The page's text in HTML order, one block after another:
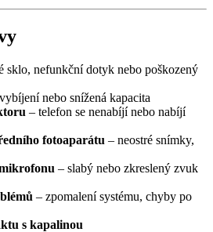
sklo, nefunkční dotyk nebo poškozený
nebo snížená kapacita
– telefon se nenabíjí nebo nabíjí
fotoaparátu – neostré snímky,
– slabý nebo zkreslený zvuk
– zpomalení systému, chyby po
s kapalinou